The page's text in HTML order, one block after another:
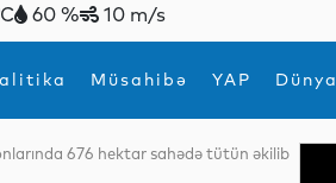
60 % 10 m/s
Müsahibə YAP Dünya
676 hektar sahədə tütün əkilib